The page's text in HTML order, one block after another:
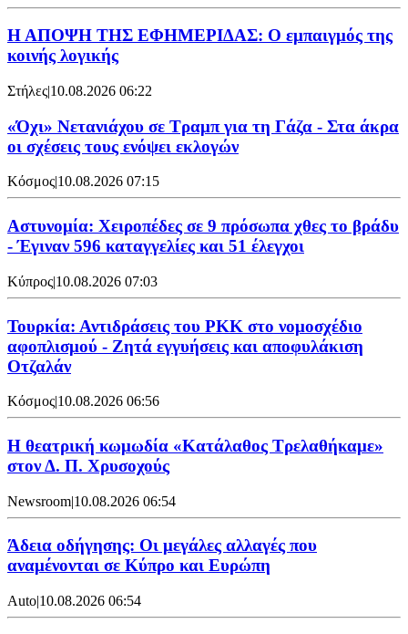
Η ΑΠΟΨΗ ΤΗΣ ΕΦΗΜΕΡΙΔΑΣ: Ο εμπαιγμός της
κοινής λογικής
Στήλες|10.08.2026 06:22
«Όχι» Νετανιάχου σε Τραμπ για τη Γάζα - Στα άκρα
οι σχέσεις τους ενόψει εκλογών
Κόσμος|10.08.2026 07:15
Αστυνομία: Χειροπέδες σε 9 πρόσωπα χθες το βράδυ
- Έγιναν 596 καταγγελίες και 51 έλεγχοι
Κύπρος|10.08.2026 07:03
Τουρκία: Αντιδράσεις του PKK στο νομοσχέδιο
αφοπλισμού - Ζητά εγγυήσεις και αποφυλάκιση
Οτζαλάν
Κόσμος|10.08.2026 06:56
Η θεατρική κωμωδία «Κατάλαθος Τρελαθήκαμε»
στον Δ. Π. Χρυσοχούς
Newsroom|10.08.2026 06:54
Άδεια οδήγησης: Οι μεγάλες αλλαγές που
αναμένονται σε Κύπρο και Ευρώπη
Auto|10.08.2026 06:54